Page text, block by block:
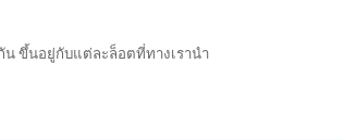
น ขึ้นอยู่กับแต่ละล็อตที่ทางเรานำ